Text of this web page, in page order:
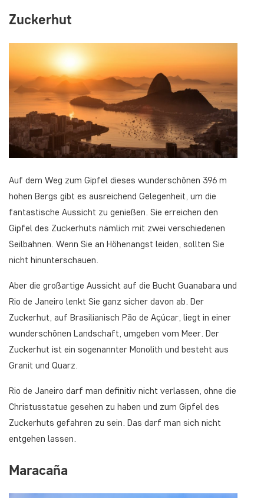
Zuckerhut
Auf dem Weg zum Gipfel dieses wunderschönen 396 m
hohen Bergs gibt es ausreichend Gelegenheit, um die
fantastische Aussicht zu genießen. Sie erreichen den
Gipfel des Zuckerhuts nämlich mit zwei verschiedenen
Seilbahnen. Wenn Sie an Höhenangst leiden, sollten Sie
nicht hinunterschauen.
Aber die großartige Aussicht auf die Bucht Guanabara und
Rio de Janeiro lenkt Sie ganz sicher davon ab. Der
Zuckerhut, auf Brasilianisch Pão de Açúcar, liegt in einer
wunderschönen Landschaft, umgeben vom Meer. Der
Zuckerhut ist ein sogenannter Monolith und besteht aus
Granit und Quarz.
Rio de Janeiro darf man definitiv nicht verlassen, ohne die
Christusstatue gesehen zu haben und zum Gipfel des
Zuckerhuts gefahren zu sein. Das darf man sich nicht
entgehen lassen.
Maracaña